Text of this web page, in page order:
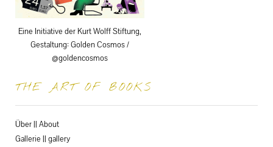
Eine Initiative der Kurt Wolff Stiftung,
Gestaltung: Golden Cosmos /
@goldencosmos
THE ART OF BOOKS
Über || About
Gallerie || gallery